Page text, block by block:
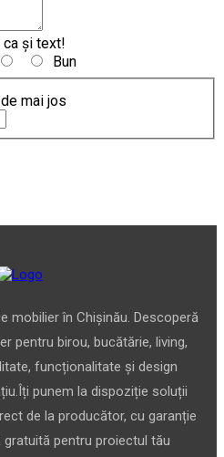
şi text!
Bun
mai jos
mobilier în Chișinău. Descoperă
pentru birou, bucătărie, living,
funcționalitate și design
punem la dispoziție soluții
de la producător, cu garanție
pentru proiectul tău